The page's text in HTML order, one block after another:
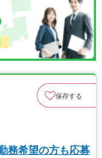
保存する
務希望の方も応募